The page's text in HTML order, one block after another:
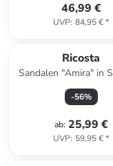
46,99 €
UVP: 84,95 €*
Ricosta
Sandalen "Amira" in
-56%
ab: 25,99 €
UVP: 59,95 €*